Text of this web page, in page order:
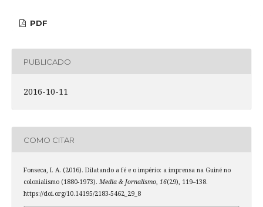
PDF
PUBLICADO
2016-10-11
COMO CITAR
Fonseca, I. A. (2016). Dilatando a fé e o império: a imprensa na Guiné no
colonialismo (1880-1973). Media & Jornalismo, 16(29), 119–138.
https://doi.org/10.14195/2183-5462_29_8